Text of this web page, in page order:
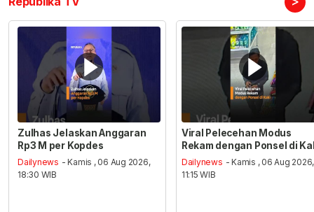
Zulhas Jelaskan Anggaran
Rp3 M per Kopdes
Dailynews - Kamis , 06 Aug 2026,
18:30 WIB
Viral Pelecehan Modus
Rekam dengan Ponsel di
Dailynews - Kamis , 06 Aug 2026,
11:15 WIB